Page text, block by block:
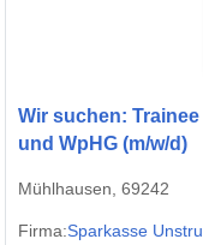
Wir suchen:
und WpHG (m/w/d)
Mühlhausen, 69242
Firma:Sparkasse